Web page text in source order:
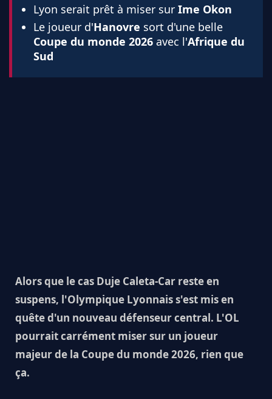
Lyon serait prêt à miser sur Ime Okon
Le joueur d'Hanovre sort d'une belle
Coupe du monde 2026 avec l'Afrique du
Sud
Alors que le cas Duje Caleta-Car reste en
suspens, l'Olympique Lyonnais s'est mis en
quête d'un nouveau défenseur central. L'OL
pourrait carrément miser sur un joueur
majeur de la Coupe du monde 2026, rien que
ça.